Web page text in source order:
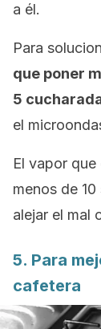
a él.
Para
que poner
5
el
El vapor
menos de
alejar el mal
5. Para
cafetera